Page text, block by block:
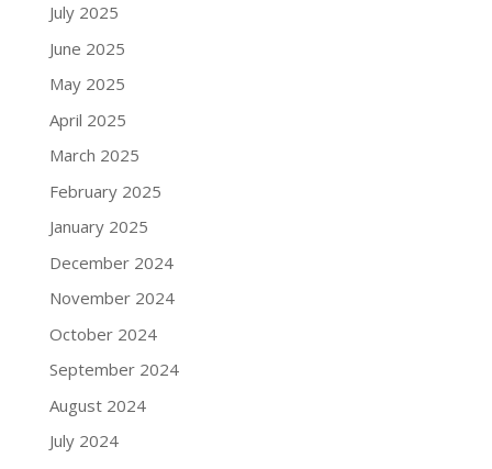
July 2025
June 2025
May 2025
April 2025
March 2025
February 2025
January 2025
December 2024
November 2024
October 2024
September 2024
August 2024
July 2024